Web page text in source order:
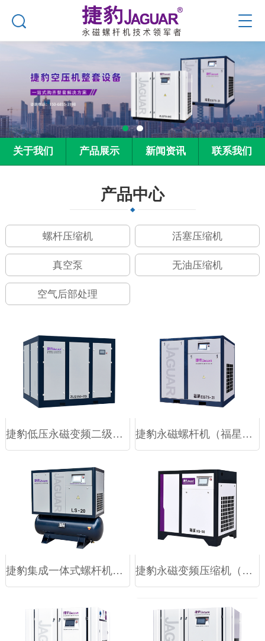
关于我们 产品展示 新闻资讯 联系我们
产品中心
螺杆压缩机 活塞压缩机
真空泵 无油压缩机
空气后部处理
捷豹低压永磁变频二级压缩机（ZLS-2Di系列） 捷豹永磁螺杆机（福星ES-2i系列）
捷豹集成一体式螺杆机（LS-P系列） 捷豹永磁变频压缩机（福星XS系列）